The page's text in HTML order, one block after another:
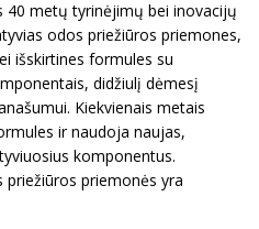
40 metų tyrinėjimų bei inovacijų
odos priežiūros priemones,
išskirtines formules su
didžiulį dėmesį
Kiekvienais metais
ir naudoja naujas,
komponentus.
priežiūros priemonės yra